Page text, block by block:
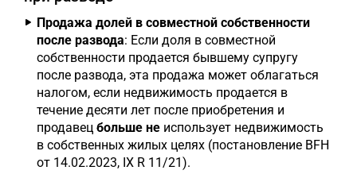
Продажа долей в совместной собственности
после развода: Если доля в совместной
собственности продается бывшему супругу
после развода, эта продажа может облагаться
налогом, если недвижимость продается в
течение десяти лет после приобретения и
продавец больше не использует недвижимость
в собственных жилых целях (постановление BFH
от 14.02.2023, IX R 11/21).